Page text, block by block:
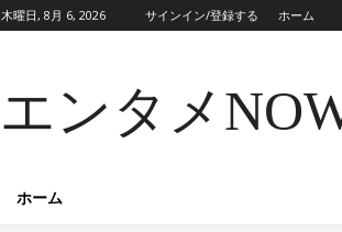
木曜日, 8月 6, 2026 サインイン/登録する ホーム
エンタメ
ホーム